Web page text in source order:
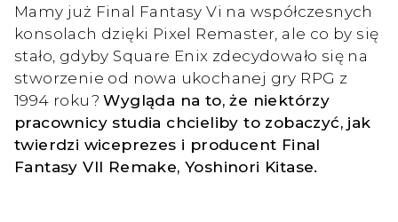
Mamy już Final Fantasy Vi na współczesnych
konsolach dzięki Pixel Remaster, ale co by się
stało, gdyby Square Enix zdecydowało się na
stworzenie od nowa ukochanej gry RPG z
1994 roku?Wygląda na to, że niektórzy
pracownicy studia chcieliby to zobaczyć, jak
twierdzi wiceprezes i producent Final
Fantasy VII Remake, Yoshinori Kitase.